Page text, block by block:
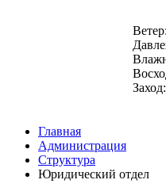
Заход:
Главная
Администрация
Структура
Юридический отдел